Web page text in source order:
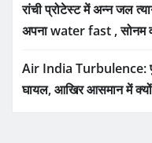
रांची प्रोटेस्ट में अन्न जल
अपना water fast , सोनम
Air India Turbulence:
घायल, आखिर आसमान में